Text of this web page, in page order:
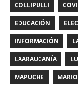
COLLIPULLI
EDUCACIÓN
INFORMACIÓN
LAARAUCANÍA
MAPUCHE